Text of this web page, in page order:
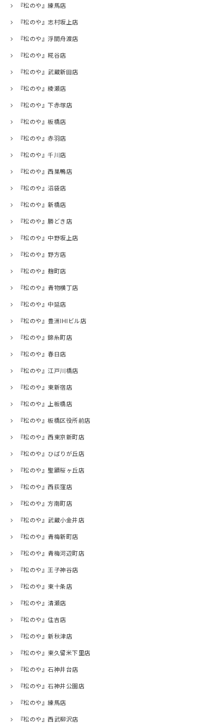
『松のや』練馬店
『松のや』志村坂上店
『松のや』浮間舟渡店
『松のや』糀谷店
『松のや』武蔵新田店
『松のや』綾瀬店
『松のや』下赤塚店
『松のや』板橋店
『松のや』赤羽店
『松のや』千川店
『松のや』西巣鴨店
『松のや』沼袋店
『松のや』新橋店
『松のや』勝どき店
『松のや』中野坂上店
『松のや』野方店
『松のや』麹町店
『松のや』青物横丁店
『松のや』中延店
『松のや』豊洲IHIビル店
『松のや』錦糸町店
『松のや』春日店
『松のや』江戸川橋店
『松のや』東新宿店
『松のや』上板橋店
『松のや』板橋区役所前店
『松のや』西東京新町店
『松のや』ひばりが丘店
『松のや』聖蹟桜ヶ丘店
『松のや』西荻窪店
『松のや』方南町店
『松のや』武蔵小金井店
『松のや』青梅新町店
『松のや』青梅河辺町店
『松のや』王子神谷店
『松のや』東十条店
『松のや』清瀬店
『松のや』住吉店
『松のや』新秋津店
『松のや』東久留米下里店
『松のや』石神井台店
『松のや』石神井公園店
『松のや』練馬店
『松のや』西武柳沢店